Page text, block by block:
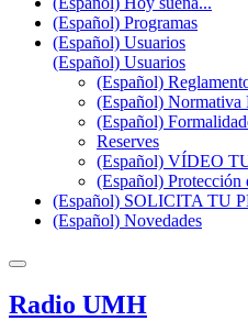
(Español) Programas
(Español) Usuarios
(Español) Usuarios
(Español)
(Español)
(Español)
Reserves
(Español) VÍDEO
(Español) Protección
(Español) SOLICITA TU
(Español) Novedades
Radio UMH